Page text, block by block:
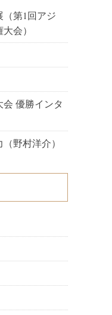
第1回アジ
会）
優勝インタ
野村洋介）